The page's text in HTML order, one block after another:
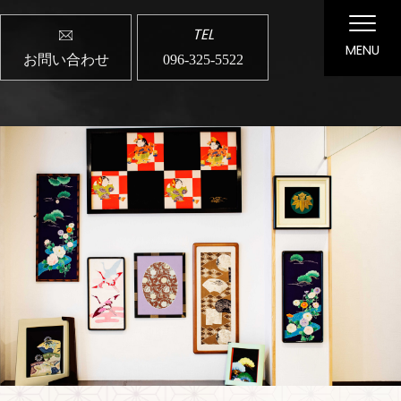
MENU
お問い合わせ
TEL
096-325-5522